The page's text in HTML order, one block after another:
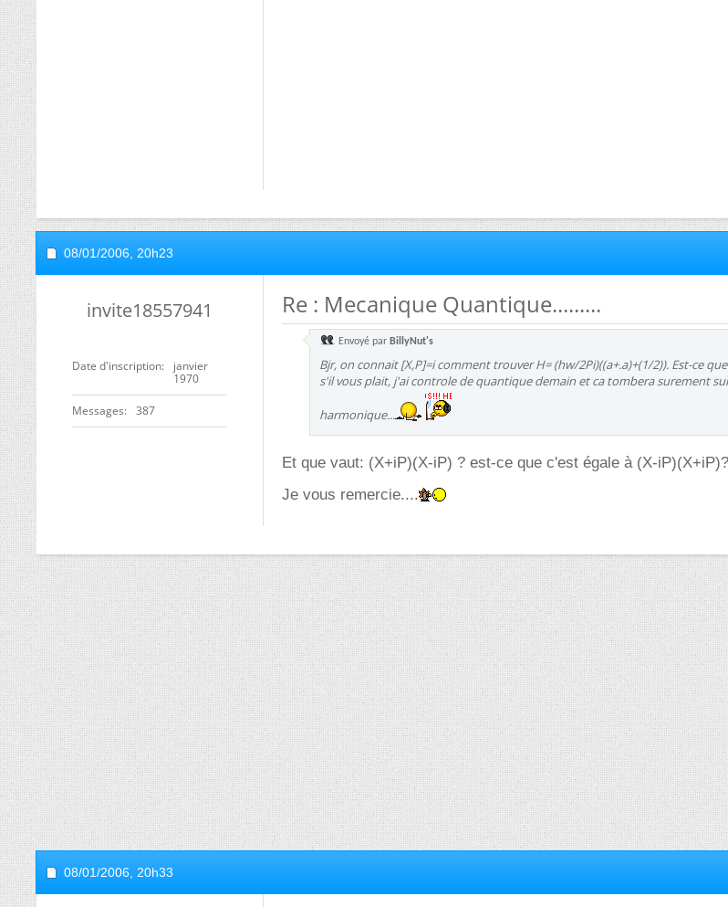
08/01/2006, 20h23
invite18557941
Date d'inscription
janvier
1970
Messages 387
Re : Mecanique Quantique.........
Envoyé par BillyNut's
Bjr, on connait [X,P]=i comment trouver H= (hw/2Pi)((a+.a)+(1/2)). Est-ce
s'il vous plait, j'ai controle de quantique demain et ca tombera surement
harmonique...
Et que vaut: (X+iP)(X-iP) ? est-ce que c'est égale à (X-
Je vous remercie....
08/01/2006, 20h33